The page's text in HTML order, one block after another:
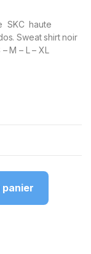
SKC haute
Sweat shirt noir
M – L – XL